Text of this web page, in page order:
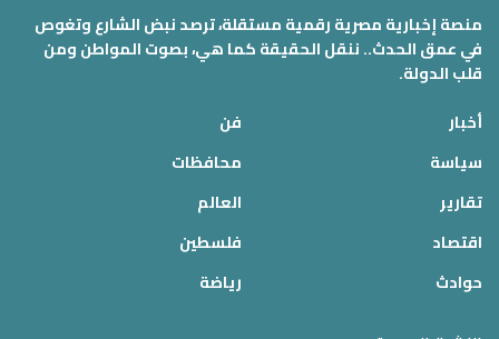
منصة إخبارية مصرية رقمية مستقلة، ترصد نبض الشارع وتغوص
في عمق الحدث.. ننقل الحقيقة كما هي، بصوت المواطن ومن
قلب الدولة.
أخبار
سياسة
تقارير
اقتصاد
حوادث
فن
محافظات
العالم
فلسطين
رياضة